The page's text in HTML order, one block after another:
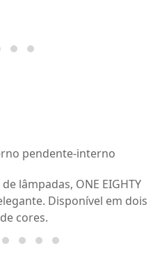
pendente-interno
lâmpadas, ONE EIGHTY
Disponível em dois
cores.